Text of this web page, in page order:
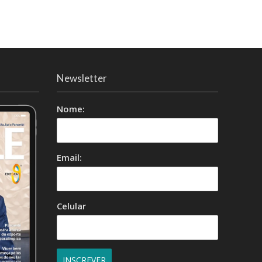
Newsletter
Nome:
Email:
Celular